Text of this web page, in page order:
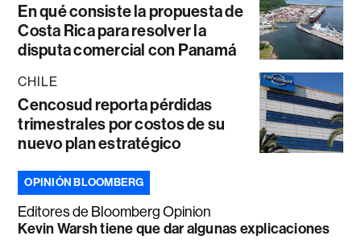
En qué consiste la propuesta de
Costa Rica para resolver la
disputa comercial con Panamá
CHILE
Cencosud reporta pérdidas
trimestrales por costos de su
nuevo plan estratégico
OPINIÓN BLOOMBERG
Editores de Bloomberg Opinion
Kevin Warsh tiene que dar algunas explicaciones